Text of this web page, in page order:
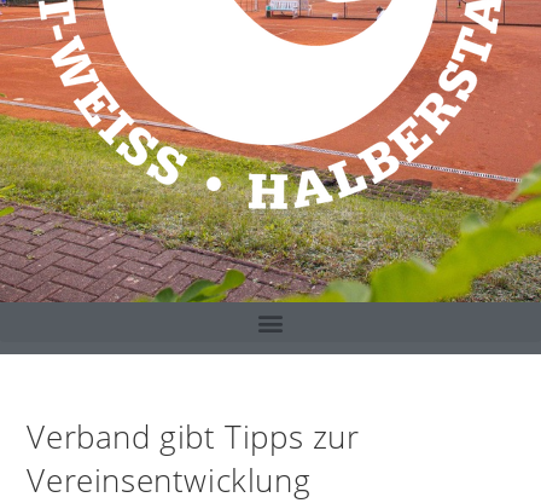
Verband gibt Tipps zur
Vereinsentwicklung